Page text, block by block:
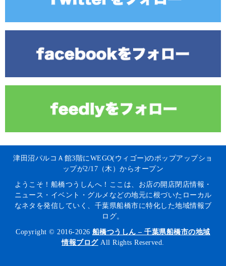
津田沼パルコＡ館3階にWEGO(ウィゴー)のポップアップショ
ップが2/17（木）からオープン
ようこそ！船橋つうしんへ！ここは、お店の開店閉店情報・
ニュース・イベント・グルメなどの地元に根づいたローカル
なネタを発信していく、千葉県船橋市に特化した地域情報ブ
ログ。
Copyright © 2016-2026 船橋つうしん – 千葉県船橋市の地域
情報ブログAll Rights Reserved.